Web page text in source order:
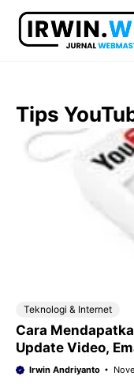
Langsung
Tips
Teknologi & Internet
Cara
Update Video,
Irwin Andriyanto